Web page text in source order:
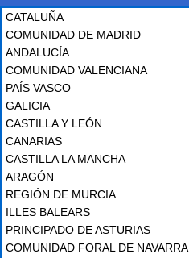
CATALUÑA
COMUNIDAD DE MADRID
ANDALUCÍA
COMUNIDAD VALENCIANA
PAÍS VASCO
GALICIA
CASTILLA Y LEÓN
CANARIAS
CASTILLA LA MANCHA
ARAGÓN
REGIÓN DE MURCIA
ILLES BALEARS
PRINCIPADO DE ASTURIAS
COMUNIDAD FORAL DE NAVARRA